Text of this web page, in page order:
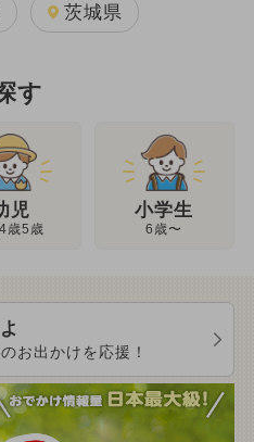
茨城県
す
児
歳5歳
小学生
6歳〜
お出かけを応援！